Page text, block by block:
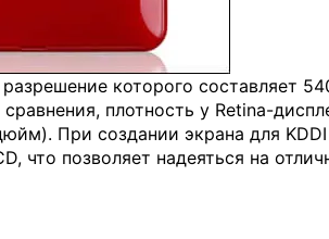
которого составляет
плотность у Retina-
При создании экрана для
что позволяет надеяться на